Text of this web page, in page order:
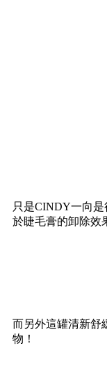
只是CINDY一向
於睫毛膏的卸除效
而另外這罐清新舒
物！